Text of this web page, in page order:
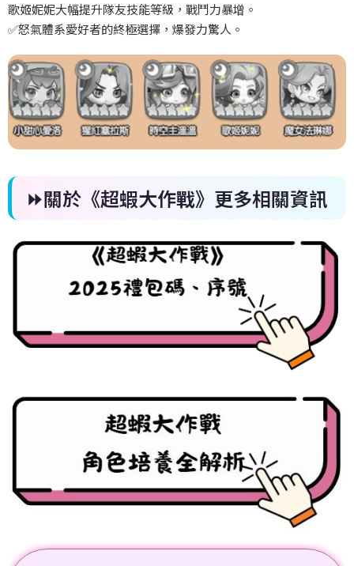
歌姬妮妮大幅提升隊友技能等級，戰鬥力暴增。
✅怒氣體系愛好者的終極選擇，爆發力驚人。
⏩關於《超蝦大作戰》更多相關資訊